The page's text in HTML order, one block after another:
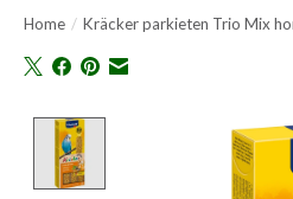
Home / Kräcker parkieten Trio Mix
Product image